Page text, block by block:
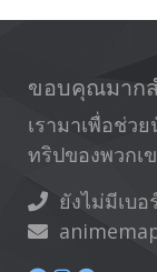
ขอบคุณมาก
เรามาเพื่อช่ว
ทริปของพวกเ
ยังไม่มีเบอ